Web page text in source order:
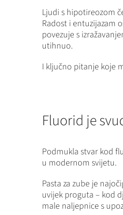
Ljudi s hipotireozom
Radost i entuzijazam
povezuje s
utihnuo.
I ključno pitanje koje
Fluorid je
Podmukla stvar kod
u modernom svijetu.
Pasta za zube je
uvijek proguta – kod
male naljepnice s